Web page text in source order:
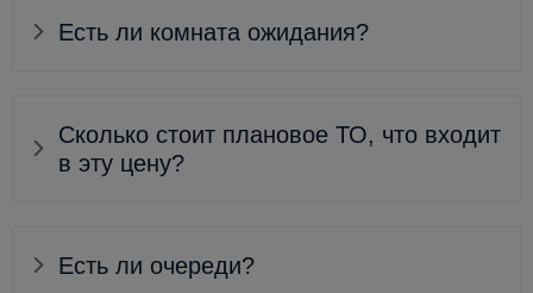
Есть ли комната ожидания?
Сколько стоит плановое ТО, что входит
в эту цену?
Есть ли очереди?